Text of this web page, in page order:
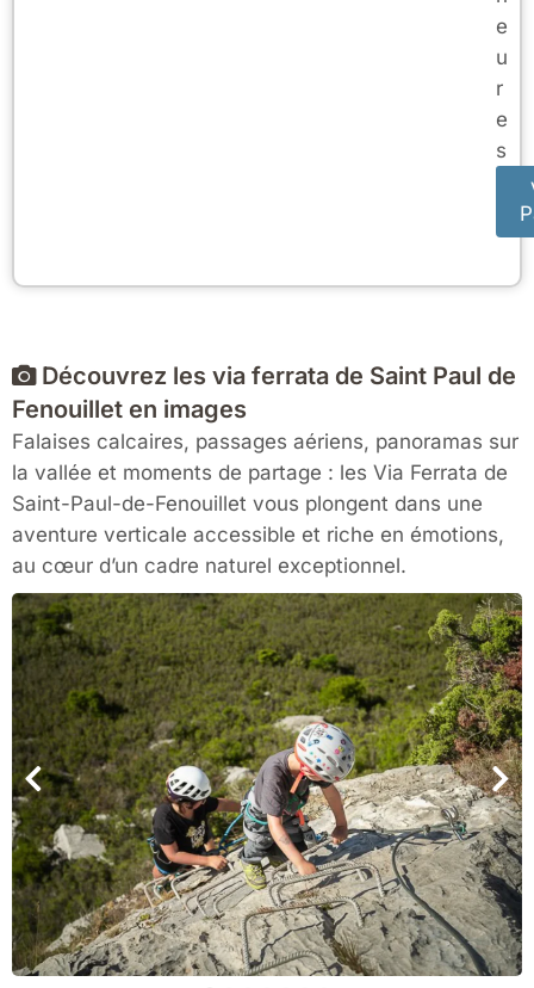
e
u
r
e
s
Découvrez les via ferrata de Saint Paul de
Fenouillet en images
Falaises calcaires, passages aériens, panoramas sur
la vallée et moments de partage : les Via Ferrata de
Saint-Paul-de-Fenouillet vous plongent dans une
aventure verticale accessible et riche en émotions,
au cœur d’un cadre naturel exceptionnel.